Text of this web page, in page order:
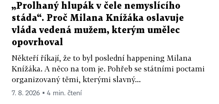
„Prolhaný hlupák v čele nemyslícího
stáda“. Proč Milana Knížáka oslavuje
vláda vedená mužem, kterým umělec
opovrhoval
Někteří říkají, že to byl poslední happening Milana
Knížáka. A něco na tom je. Pohřeb se státními poctami
organizovaný těmi, kterými slavný...
7. 8. 2026 ▪ 4 min. čtení